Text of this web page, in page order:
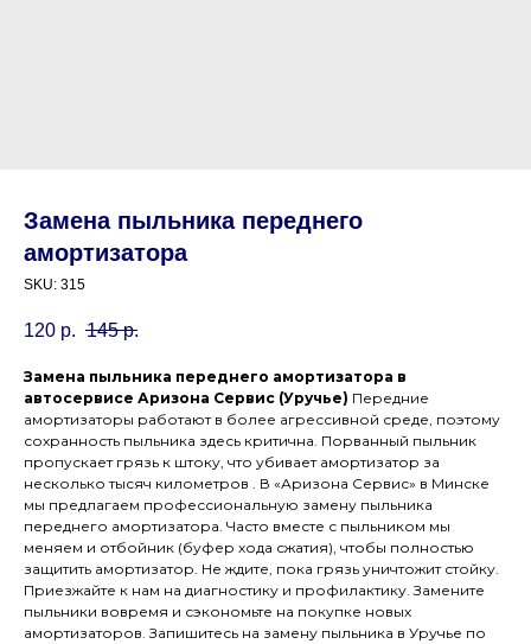
Замена пыльника переднего
амортизатора
SKU: 315
120 р. 145 р.
Замена пыльника переднего амортизатора в
автосервисе Аризона Сервис (Уручье) Передние
амортизаторы работают в более агрессивной среде, поэтому
сохранность пыльника здесь критична. Порванный пыльник
пропускает грязь к штоку, что убивает амортизатор за
несколько тысяч километров . В «Аризона Сервис» в Минске
мы предлагаем профессиональную замену пыльника
переднего амортизатора. Часто вместе с пыльником мы
меняем и отбойник (буфер хода сжатия), чтобы полностью
защитить амортизатор. Не ждите, пока грязь уничтожит стойку.
Приезжайте к нам на диагностику и профилактику. Замените
пыльники вовремя и сэкономьте на покупке новых
амортизаторов. Запишитесь на замену пыльника в Уручье по